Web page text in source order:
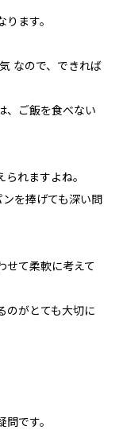
ます。
なので、できれば
、ご飯を食べない
れますよね。
を捧げても深い問
せて柔軟に考えて
のがとても大切に
です。